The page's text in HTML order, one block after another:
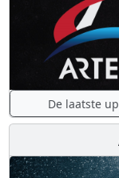
De laatste